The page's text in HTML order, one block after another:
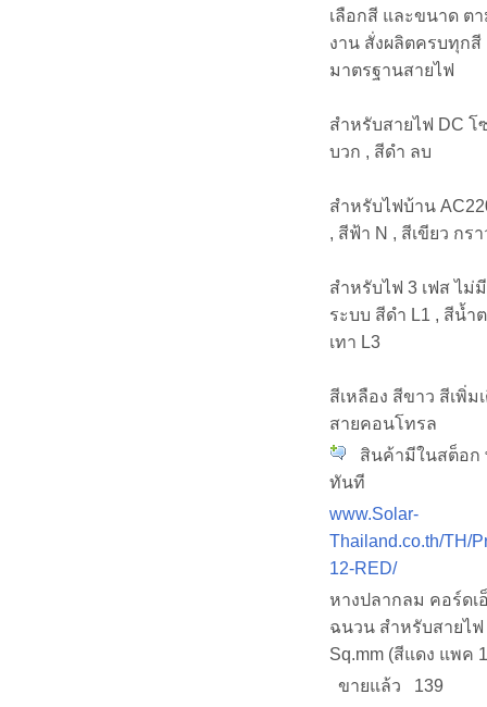
เลือกสี และขนาด ต
งาน สั่งผลิตครบทุกสี
มาตรฐานสายไฟ
สำหรับสายไฟ DC โ
บวก , สีดำ ลบ
สำหรับไฟบ้าน
, สีฟ้า N , สีเขียว กร
สำหรับไฟ 3 เฟส ไม่
ระบบ สีดำ L1 , สีน้ำ
เทา L3
สีเหลือง สีขาว สีเพิ่ม
สายคอนโทรล
สินค้ามีในสต็อก
ทันที
www.Solar-
Thailand.co.th/TH/
12-RED/
หางปลากลม คอร์ดเ
ฉนวน สำหรับสายไฟ
Sq.mm (สีแดง แพค
ขายแล้ว 139